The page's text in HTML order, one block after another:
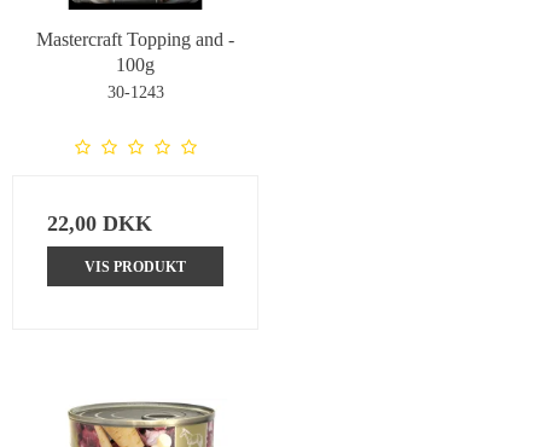
Mastercraft Topping and -
100g
30-1243
22,00 DKK
VIS PRODUKT